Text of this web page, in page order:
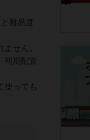
難易度
せん。
初期配置
使っても